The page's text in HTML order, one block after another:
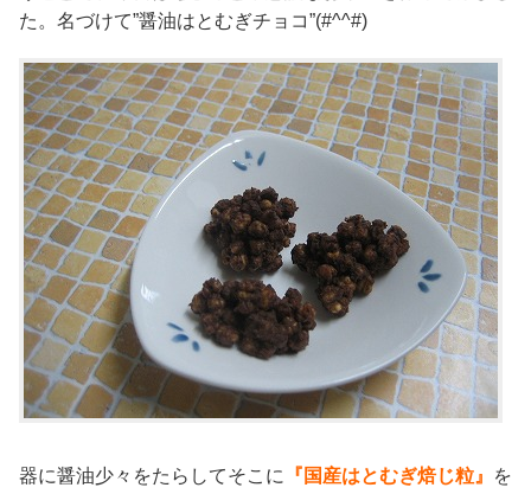
た。名づけて”醤油はとむぎチョコ”(#^^#)
器に醤油少々をたらしてそこに 『国産はとむぎ焙じ粒』
を